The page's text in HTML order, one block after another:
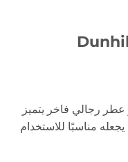
عطر رجالي فاخر يتميز
مناسبًا للاستخدام